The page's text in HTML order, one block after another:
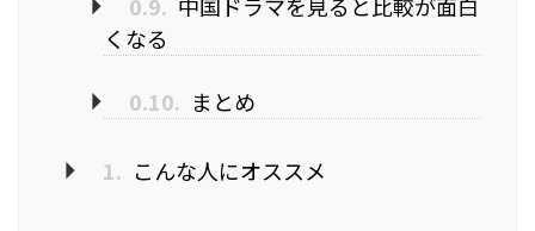
くなる
0.10. まとめ
1. こんな人にオススメ